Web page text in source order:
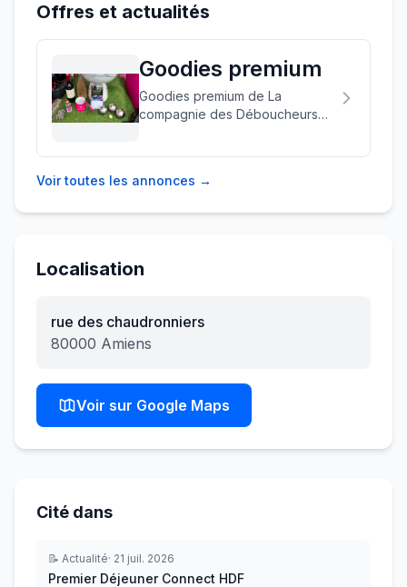
Offres et actualités
Goodies premium
Goodies premium de La
compagnie des Déboucheurs
Voir toutes les annonces →
Localisation
rue des chaudronniers
80000 Amiens
Voir sur Google Maps
Cité dans
📝 Actualité· 21 juil. 2026
Premier Déjeuner Connect HDF